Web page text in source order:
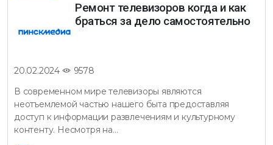
Ремонт телевизоров когда и как
браться за дело самостоятельно
20.02.2024
9578
В современном мире телевизоры являются
неотъемлемой частью нашего быта предоставляя
доступ к информации развлечениям и культурному
контенту. Несмотря на…